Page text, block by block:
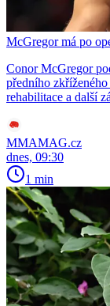
McGregor má po
Conor McGregor
předního
rehabilitace a další
MMAMAG.cz
dnes, 09:30
1 min